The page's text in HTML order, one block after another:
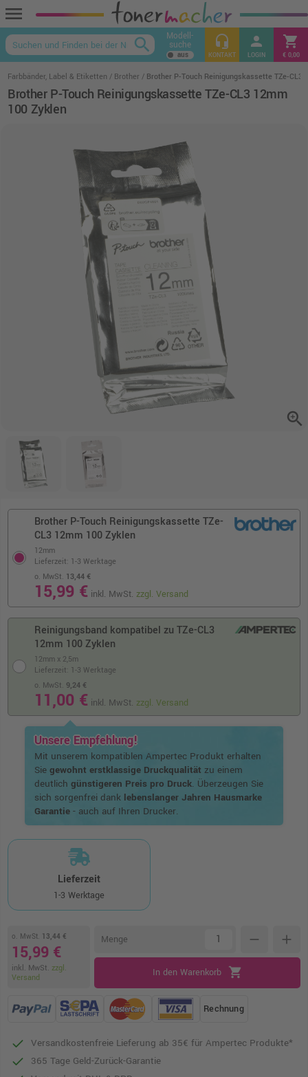
menu
keyboard_arrow_up
search Modell-
suche headset_mic
KONTAKT
person
LOGIN
shopping_cart
€ 0,00
Farbbänder, Label & Etiketten Brother Brother P-Touch Reinigungskassette TZe-CL3
Brother P-Touch Reinigungskassette TZe-CL3 12mm
100 Zyklen
zoom_in
Brother P-Touch Reinigungskassette TZe-
CL3 12mm 100 Zyklen
12mm
o. MwSt. 13,44 €
15,99 € inkl. MwSt.zzgl. Versand
Lieferzeit: 1-3 Werktage
Reinigungsband kompatibel zu TZe-CL3
12mm 100 Zyklen
12mm x 2,5m
o. MwSt. 9,24 €
11,00 € inkl. MwSt. zzgl. Versand
Lieferzeit: 1-3 Werktage
Unsere Empfehlung!
Mit unserem kompatiblen Ampertec Produkt erhalten
Sie gewohnt erstklassige Druckqualität zu einem
deutlich günstigeren Preis pro Druck. Überzeugen Sie
sich sorgenfrei dank lebenslanger Jahren Hausmarke
Garantie- auch auf Ihren Drucker.
Lieferzeit
1-3 Werktage
o. MwSt. 13,44 €
15,99 €
inkl. MwSt. zzgl.
Versand
Menge remove add
In den Warenkorb shopping_cart
Rechnung
Versandkostenfreie Lieferung ab 35€ für Ampertec Produkte*
365 Tage Geld-Zurück-Garantie